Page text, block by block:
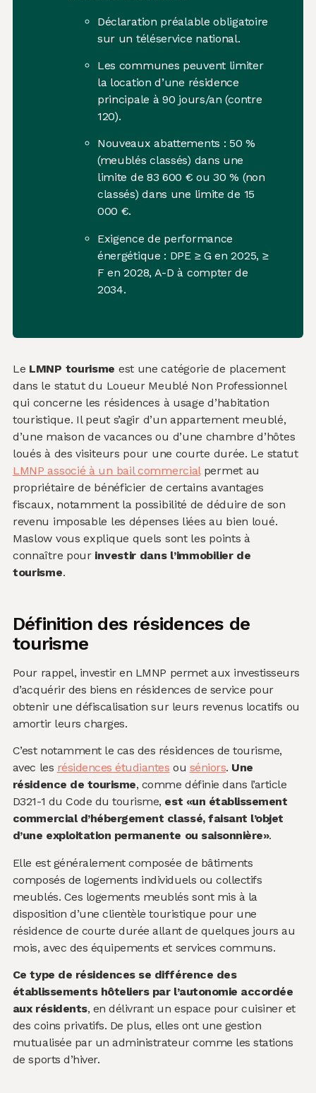
Déclaration préalable obligatoire
sur un téléservice national.
Les communes peuvent limiter
la location d’une résidence
principale à 90 jours/an (contre
120).
Nouveaux abattements : 50 %
(meublés classés) dans une
limite de 83 600 € ou 30 % (non
classés) dans une limite de 15
000 €.
Exigence de performance
énergétique : DPE ≥ G en 2025, ≥
F en 2028, A-D à compter de
2034.
Le LMNP tourisme est une catégorie de placement
dans le statut du Loueur Meublé Non Professionnel
qui concerne les résidences à usage d’habitation
touristique. Il peut s’agir d’un appartement meublé,
d’une maison de vacances ou d’une chambre d’hôtes
loués à des visiteurs pour une courte durée. Le statut
LMNP associé à un bail commercial permet au
propriétaire de bénéficier de certains avantages
fiscaux, notamment la possibilité de déduire de son
revenu imposable les dépenses liées au bien loué.
Maslow vous explique quels sont les points à
connaître pour investir dans l’immobilier de
tourisme.
Définition des résidences de
tourisme
Pour rappel, investir en LMNP permet aux investisseurs
d’acquérir des biens en résidences de service pour
obtenir une défiscalisation sur leurs revenus locatifs ou
amortir leurs charges.
C’est notamment le cas des résidences de tourisme,
avec les résidences étudiantes ou séniors. Une
résidence de tourisme, comme définie dans l’article
D321-1 du Code du tourisme, est «un établissement
commercial d’hébergement classé, faisant l’objet
d’une exploitation permanente ou saisonnière».
Elle est généralement composée de bâtiments
composés de logements individuels ou collectifs
meublés. Ces logements meublés sont mis à la
disposition d’une clientèle touristique pour une
résidence de courte durée allant de quelques jours au
mois, avec des équipements et services communs.
Ce type de résidences se différence des
établissements hôteliers par l’autonomie accordée
aux résidents, en délivrant un espace pour cuisiner et
des coins privatifs. De plus, elles ont une gestion
mutualisée par un administrateur comme les stations
de sports d’hiver.